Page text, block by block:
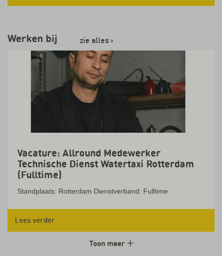
Werken bij zie alles ›
Vacature: Allround Medewerker
Technische Dienst Watertaxi Rotterdam
(Fulltime)
Standplaats: Rotterdam Dienstverband: Fulltime
Lees verder
Toon meer